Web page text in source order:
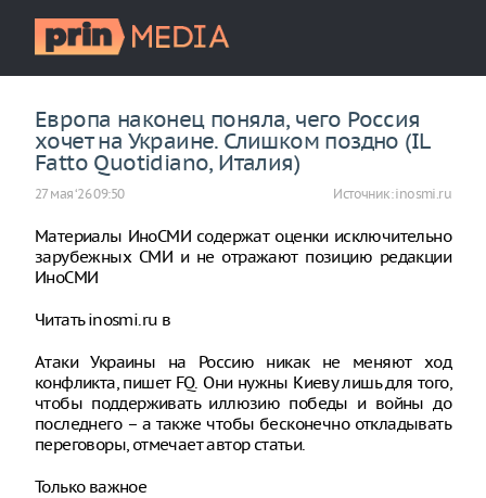
Европа наконец поняла, чего Россия
хочет на Украине. Слишком поздно (IL
Fatto Quotidiano, Италия)
27 мая ‘26 09:50 Источник:inosmi.ru
Материалы ИноСМИ содержат оценки исключительно
зарубежных СМИ и не отражают позицию редакции
ИноСМИ
Читать inosmi.ru в
Атаки Украины на Россию никак не меняют ход
конфликта, пишет FQ. Они нужны Киеву лишь для того,
чтобы поддерживать иллюзию победы и войны до
последнего – а также чтобы бесконечно откладывать
переговоры, отмечает автор статьи.
Только важное